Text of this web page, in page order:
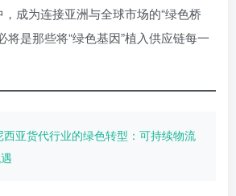
成为连接亚洲与全球市场的“绿色桥
将是那些将“绿色基因”植入供应链每一
西亚货代行业的绿色转型：可持续物流